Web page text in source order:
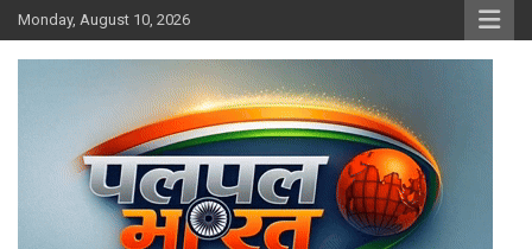
Skip
to
content
Monday, August 10, 2026